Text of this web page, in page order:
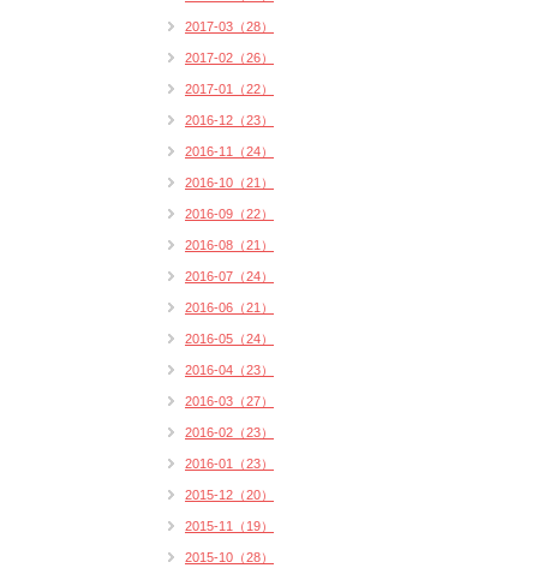
2017-03（28）
2017-02（26）
2017-01（22）
2016-12（23）
2016-11（24）
2016-10（21）
2016-09（22）
2016-08（21）
2016-07（24）
2016-06（21）
2016-05（24）
2016-04（23）
2016-03（27）
2016-02（23）
2016-01（23）
2015-12（20）
2015-11（19）
2015-10（28）